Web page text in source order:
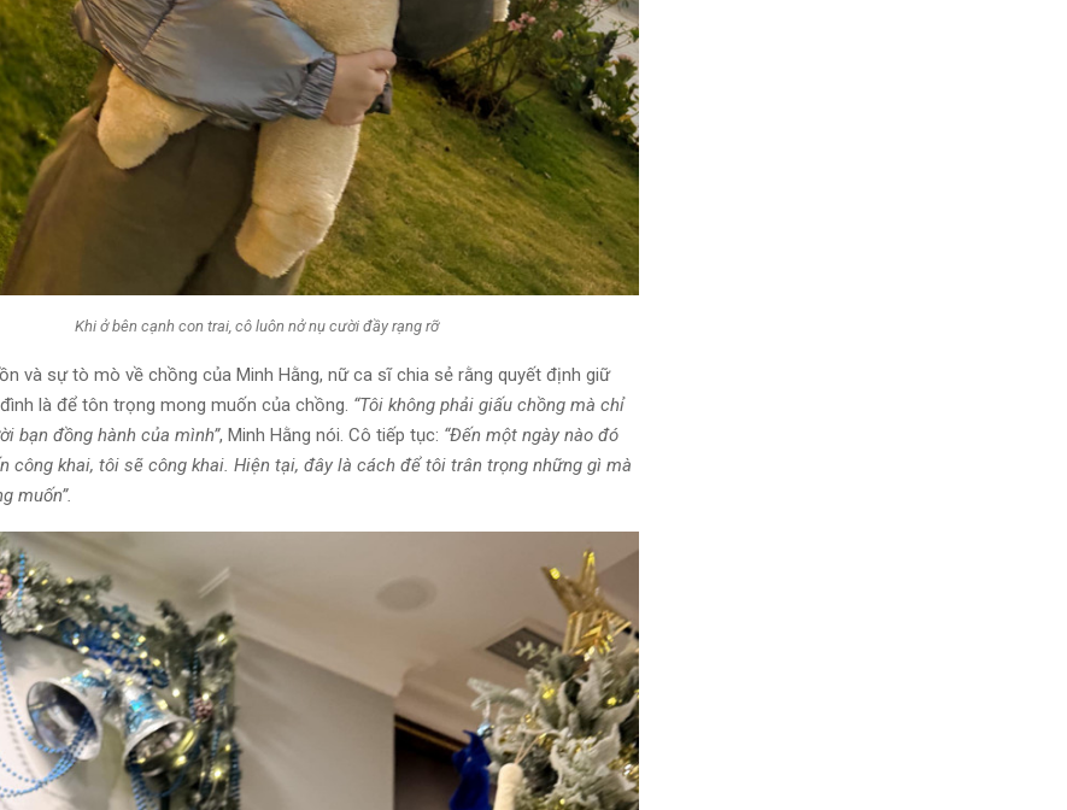
Khi ở bên cạnh con trai, cô luôn nở nụ cười đầy rạng rỡ
và sự tò mò về chồng của Minh Hằng, nữ ca sĩ chia sẻ rằng quyết định giữ
là để tôn trọng mong muốn của chồng. “Tôi không phải giấu chồng mà chỉ
bạn đồng hành của mình”, Minh Hằng nói. Cô tiếp tục: “Đến một ngày nào đó
công khai, tôi sẽ công khai. Hiện tại, đây là cách để tôi trân trọng những gì mà
muốn”.